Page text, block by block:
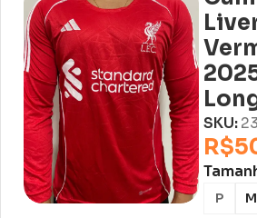
SKU:
R$
P M